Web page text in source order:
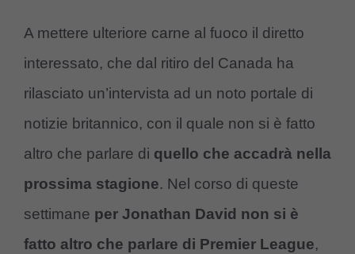
A mettere ulteriore carne al fuoco il diretto
interessato, che dal ritiro del Canada ha
rilasciato un’intervista ad un noto portale di
notizie britannico, con il quale non si è fatto
altro che parlare di quello che accadrà nella
prossima stagione. Nel corso di queste
settimane per Jonathan David non si è
fatto altro che parlare di Premier League,